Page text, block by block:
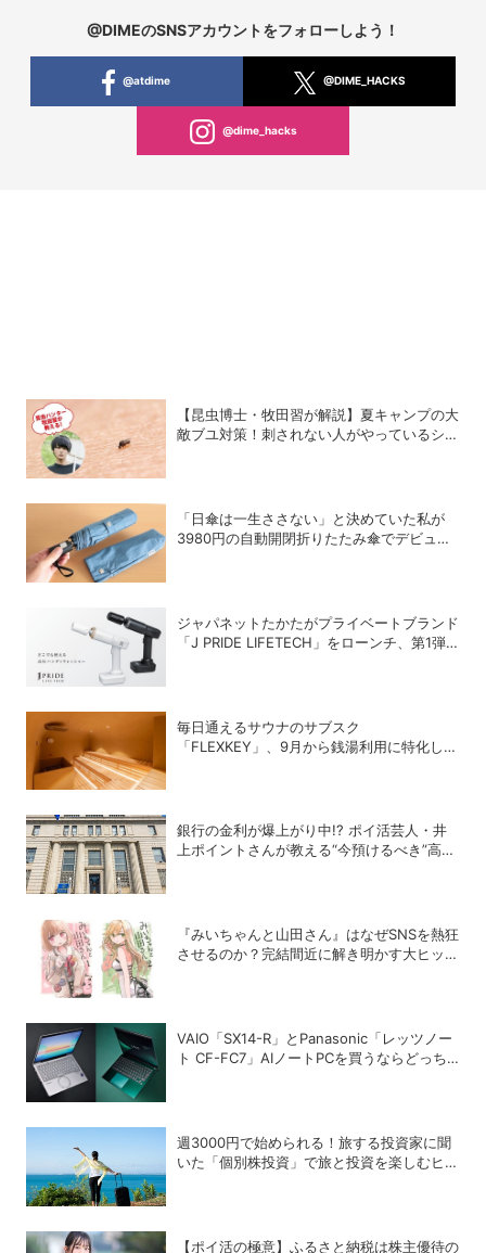
@DIMEのSNSアカウントをフォローしよう！
@atdime @DIME_HACKS
@dime_hacks
【昆虫博士・牧田習が解説】夏キャンプの大
敵ブユ対策！刺されない人がやっているシン
「日傘は一生ささない」と決めていた私が
3980円の自動開閉折りたたみ傘でデビュー
ジャパネットたかたがプライベートブランド
「J PRIDE LIFETECH」をローンチ、第1弾
毎日通えるサウナのサブスク
「FLEXKEY」、9月から銭湯利用に特化した
銀行の金利が爆上がり中!? ポイ活芸人・井
上ポイントさんが教える“今預けるべき”高金
『みいちゃんと山田さん』はなぜSNSを熱狂
させるのか？完結間近に解き明かす大ヒット
VAIO「SX14-R」とPanasonic「レッツノー
ト CF-FC7」AIノートPCを買うならどっち
週3000円で始められる！旅する投資家に聞
いた「個別株投資」で旅と投資を楽しむヒン
【ポイ活の極意】ふるさと納税は株主優待の